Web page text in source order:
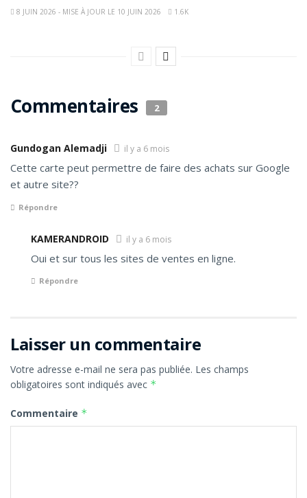
8 JUIN 2026 - MISE À JOUR LE 10 JUIN 2026 1.6K
Commentaires 2
Gundogan Alemadji il y a 6 mois
Cette carte peut permettre de faire des achats sur Google
et autre site??
Répondre
KAMERANDROID il y a 6 mois
Oui et sur tous les sites de ventes en ligne.
Répondre
Laisser un commentaire
Votre adresse e-mail ne sera pas publiée. Les champs
obligatoires sont indiqués avec *
Commentaire *